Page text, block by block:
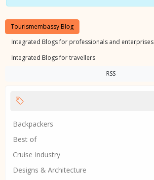
Tourismembassy Blog
Integrated Blogs for professionals and enterprises
Integrated Blogs for travellers
RSS
Backpackers
Best of
Cruise Industry
Designs & Architecture